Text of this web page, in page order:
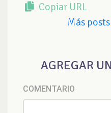
Copiar URL
Más
AGREGAR
COMENTARIO